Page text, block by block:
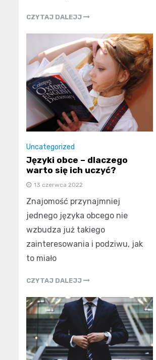
CZYTAJ DALEJJ
Uncategorized
Języki obce – dlaczego
warto się ich uczyć?
13 czerwca 2022
Znajomość przynajmniej
jednego języka obcego nie
wzbudza już takiego
zainteresowania i podziwu, jak
to miało
CZYTAJ DALEJJ